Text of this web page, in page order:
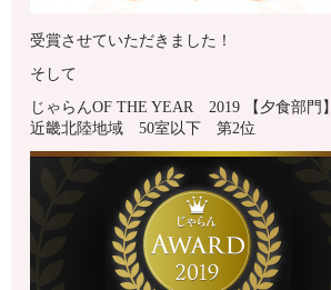
受賞させていただきました！
そして
じゃらんOF THE YEAR 2019 【夕食部門】
近畿北陸地域 50室以下 第2位